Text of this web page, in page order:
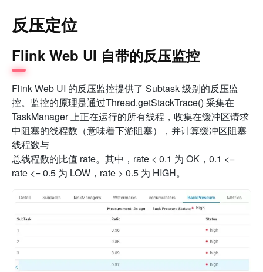
反压定位
Flink Web UI 自带的反压监控
Flink Web UI 的反压监控提供了 Subtask 级别的反压监
控。监控的原理是通过Thread.getStackTrace() 采集在
TaskManager 上正在运行的所有线程，收集在缓冲区请求
中阻塞的线程数（意味着下游阻塞），并计算缓冲区阻塞
线程数与
总线程数的比值 rate。其中，rate < 0.1 为 OK，0.1 <=
rate <= 0.5 为 LOW，rate > 0.5 为 HIGH。